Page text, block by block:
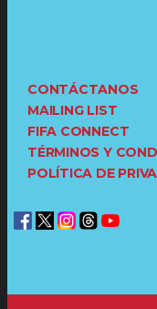
CONTÁCTANOS
MAILING LIST
FIFA CONNECT
TÉRMINOS Y
POLÍTICA DE